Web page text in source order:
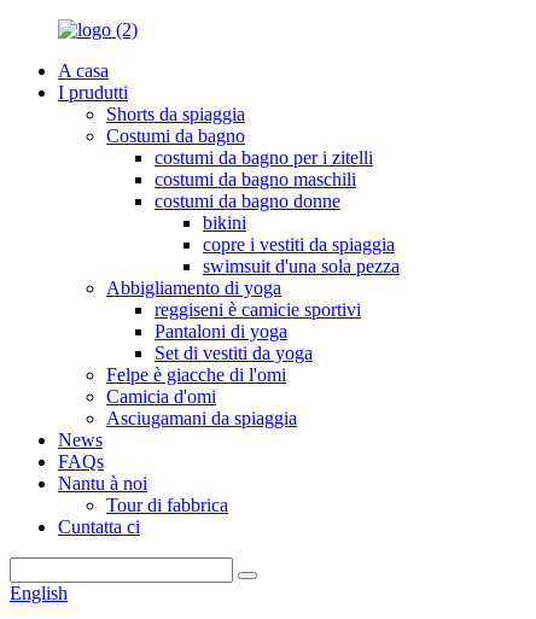
A casa
I prudutti
Shorts da spiaggia
Costumi da bagno
costumi da bagno per i zitelli
costumi da bagno maschili
costumi da bagno donne
bikini
copre i vestiti da spiaggia
swimsuit d'una sola pezza
Abbigliamento di yoga
reggiseni è camicie sportivi
Pantaloni di yoga
Set di vestiti da yoga
Felpe è giacche di l'omi
Camicia d'omi
Asciugamani da spiaggia
News
FAQs
Nantu à noi
Tour di fabbrica
Cuntatta ci
English